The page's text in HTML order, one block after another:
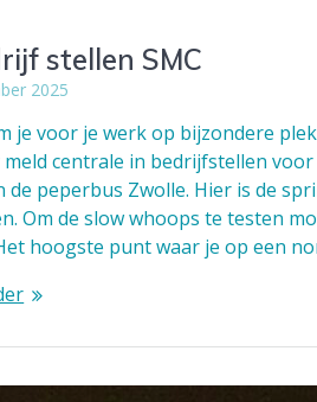
stellen SMC
2025
je voor je werk op bijzondere
centrale in bedrijfstellen
de peperbus Zwolle. Hier is de
Om de slow whoops te testen
hoogste punt waar je op een